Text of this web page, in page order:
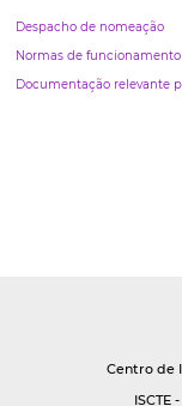
Despacho de nomeação
Normas de funcionamento
Documentação relevante
Centro de